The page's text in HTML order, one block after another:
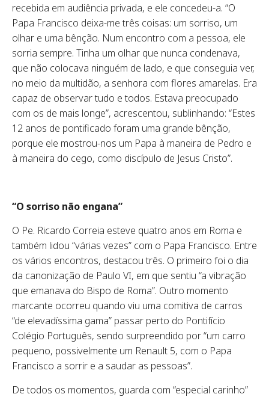
recebida em audiência privada, e ele concedeu-a. “O
Papa Francisco deixa-me três coisas: um sorriso, um
olhar e uma bênção. Num encontro com a pessoa, ele
sorria sempre. Tinha um olhar que nunca condenava,
que não colocava ninguém de lado, e que conseguia ver,
no meio da multidão, a senhora com flores amarelas. Era
capaz de observar tudo e todos. Estava preocupado
com os de mais longe”, acrescentou, sublinhando: “Estes
12 anos de pontificado foram uma grande bênção,
porque ele mostrou-nos um Papa à maneira de Pedro e
à maneira do cego, como discípulo de Jesus Cristo”.
“O sorriso não engana”
O Pe. Ricardo Correia esteve quatro anos em Roma e
também lidou “várias vezes” com o Papa Francisco. Entre
os vários encontros, destacou três. O primeiro foi o dia
da canonização de Paulo VI, em que sentiu “a vibração
que emanava do Bispo de Roma”. Outro momento
marcante ocorreu quando viu uma comitiva de carros
“de elevadíssima gama” passar perto do Pontifício
Colégio Português, sendo surpreendido por “um carro
pequeno, possivelmente um Renault 5, com o Papa
Francisco a sorrir e a saudar as pessoas”.
De todos os momentos, guarda com “especial carinho”